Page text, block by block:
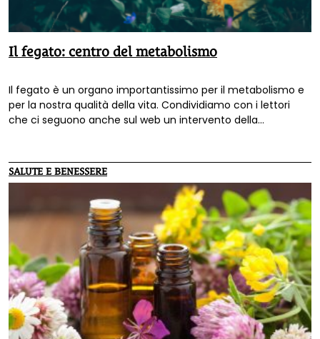
Il fegato: centro del metabolismo
Il fegato è un organo importantissimo per il metabolismo e
per la nostra qualità della vita. Condividiamo con i lettori
che ci seguono anche sul web un intervento della
SALUTE E BENESSERE